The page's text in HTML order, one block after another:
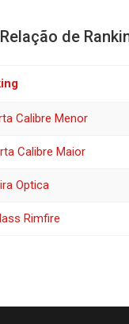
Relação de
Calibre Menor
Calibre Maior
Optica
Rimfire